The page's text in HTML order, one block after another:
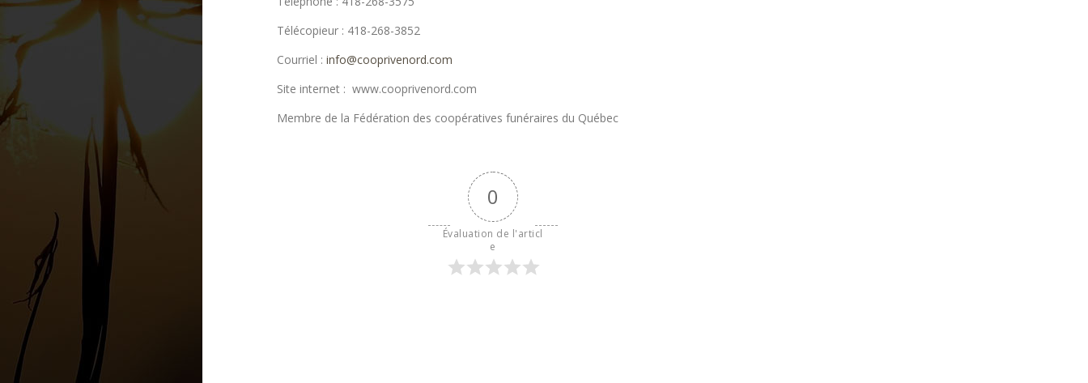
Télécopieur : 418-268-3852
Courriel : info@cooprivenord.com
Site internet : www.cooprivenord.com
Membre de la Fédération des coopératives funéraires du Québec
0
Évaluation de l'articl
e